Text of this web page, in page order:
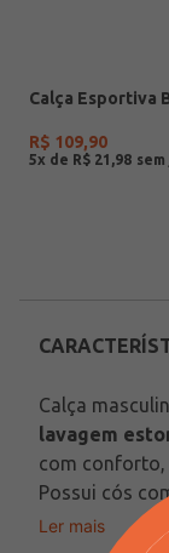
R$ 109,90
5x de R$ 21 98
Calça
lavagem
com conforto,
Possui cós
zíper e botão
Tecido: Jeans
Ler mais